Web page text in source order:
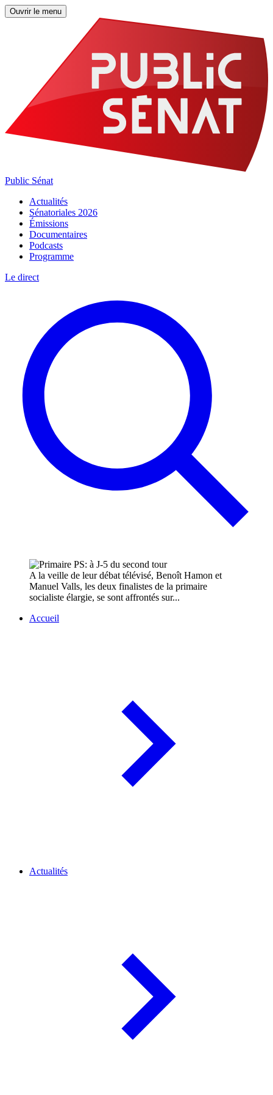
Ouvrir le menu
Public Sénat
Actualités
Sénatoriales 2026
Émissions
Documentaires
Podcasts
Programme
Le direct
A la veille de leur débat télévisé, Benoît Hamon et
Manuel Valls, les deux finalistes de la primaire
socialiste élargie, se sont affrontés sur...
Accueil
Actualités